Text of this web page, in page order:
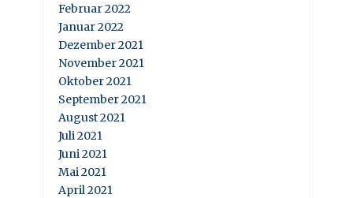
Februar 2022
Januar 2022
Dezember 2021
November 2021
Oktober 2021
September 2021
August 2021
Juli 2021
Juni 2021
Mai 2021
April 2021